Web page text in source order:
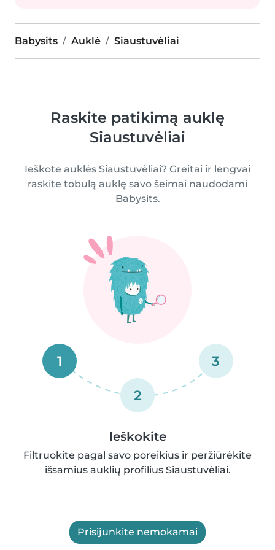
Babysits Auklė Siaustuvėliai
Raskite patikimą auklę
Siaustuvėliai
Ieškote auklės Siaustuvėliai? Greitai ir lengvai
raskite tobulą auklę savo šeimai naudodami
Babysits.
1
2
3
Ieškokite
Filtruokite pagal savo poreikius ir peržiūrėkite
išsamius auklių profilius Siaustuvėliai.
Prisijunkite nemokamai